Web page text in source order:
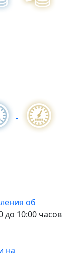
об
до 10:00 часов
на